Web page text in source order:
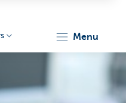
menu